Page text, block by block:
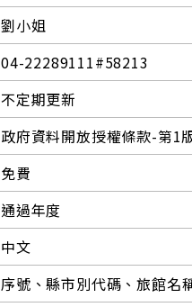
劉小姐
04-22289111#58213
不定期更新
政府資料開放授權條款-第1
免費
通過年度
中文
序號、縣市別代碼、旅館名